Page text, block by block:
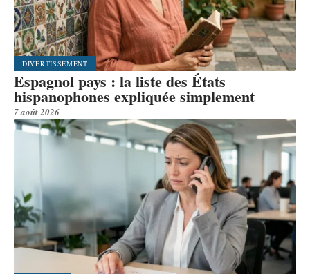
DIVERTISSEMENT
Espagnol pays : la liste des États
hispanophones expliquée simplement
7 août 2026